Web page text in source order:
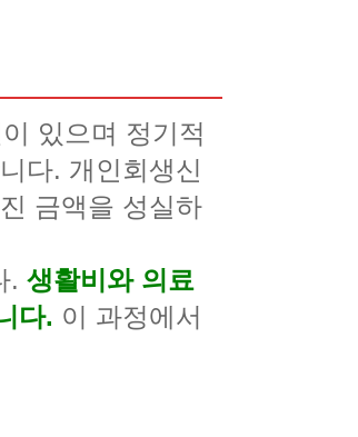
있으며 정기적
다. 개인회생신
금액을 성실하
. 생활비와 의료
다. 이 과정에서